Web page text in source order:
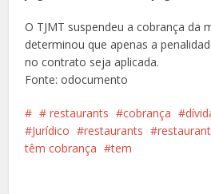
O TJMT suspendeu a cobrança da
determinou que apenas a
no contrato seja aplicada.
Fonte: odocumento
️ restaurants cobrança
Jurídico
restaurants
têm cobrança
tem